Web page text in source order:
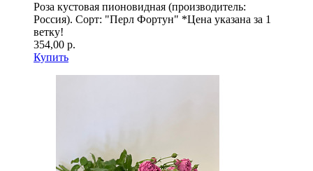
Роза кустовая пионовидная (производитель:
Россия). Сорт: "Перл Фортун" *Цена указана за 1
ветку!
354,00 р.
Купить